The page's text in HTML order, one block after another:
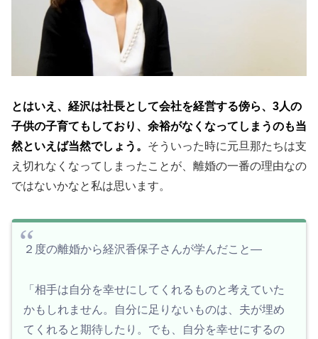
とはいえ、経沢は社長として会社を経営する傍ら、3人の
子供の子育てもしており、余裕がなくなってしまうのも当
然といえば当然でしょう。 そういった時に元旦那たちは支
え切れなくなってしまったことが、離婚の一番の理由なの
ではないかなと私は思います。
２度の離婚から経沢香保子さんが学んだこと―
「相手は自分を幸せにしてくれるものと考えていた
かもしれません。自分に足りないものは、夫が埋め
てくれると期待したり。でも、自分を幸せにするの